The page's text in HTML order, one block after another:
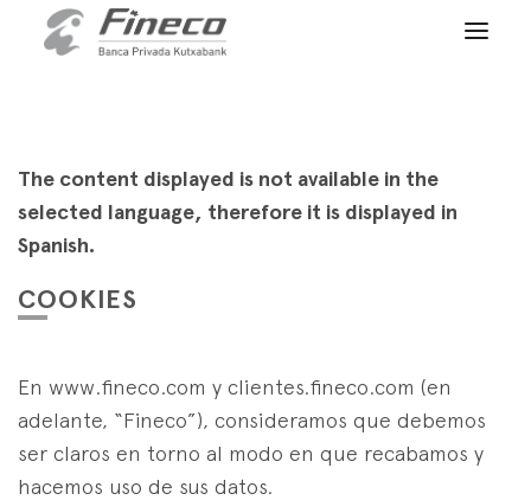
es eus en
Client access
WHO WE ARE
SERVICES
Family Office
Value Services
MANAGEMENT
FinacademyJOIN OUR TEAM
CLIENT ACCESS
The content displayed is not available in the
selected language, therefore it is displayed in
Spanish.
COOKIES
En www.fineco.com y clientes.fineco.com (en
adelante, “Fineco”), consideramos que debemos
ser claros en torno al modo en que recabamos y
hacemos uso de sus datos.